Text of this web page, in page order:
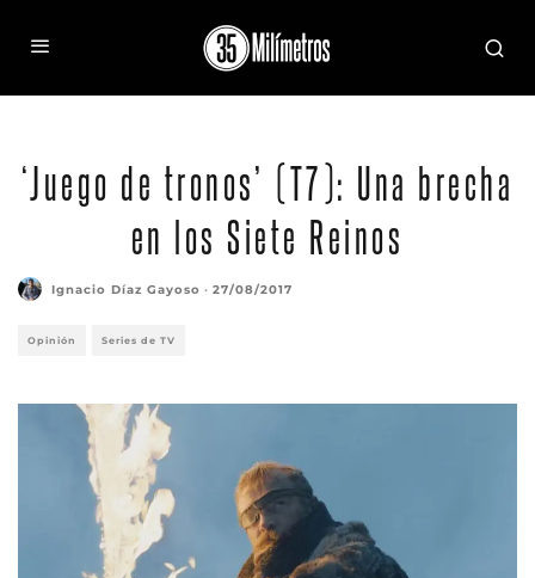
‘Juego de tronos’ (T7): Una brecha
en los Siete Reinos
Ignacio Díaz Gayoso · 27/08/2017
Opinión Series de TV